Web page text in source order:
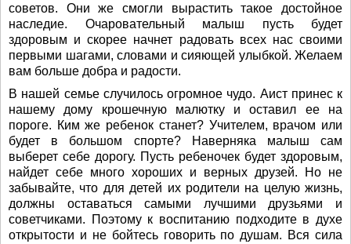
советов. Они же смогли вырастить такое достойное
наследие. Очаровательный малыш пусть будет
здоровым и скорее начнет радовать всех нас своими
первыми шагами, словами и сияющей улыбкой. Желаем
вам больше добра и радости.
В нашей семье случилось огромное чудо. Аист принес к
нашему дому крошечную малютку и оставил ее на
пороге. Ким же ребенок станет? Учителем, врачом или
будет в большом спорте? Наверняка малыш сам
выберет себе дорогу. Пусть ребеночек будет здоровым,
найдет себе много хороших и верных друзей. Но не
забывайте, что для детей их родители на целую жизнь,
должны оставаться самыми лучшими друзьями и
советчиками. Поэтому к воспитанию подходите в духе
открытости и не бойтесь говорить по душам. Вся сила